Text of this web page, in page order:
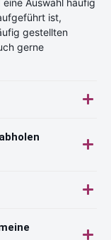
ist,
gestellten
gerne